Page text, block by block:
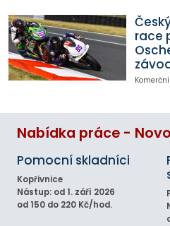
race
Nabídka práce -
Pomocní skladníci
Kopřivnice
Nástup: od 1. září 2026
od 150 do 220 Kč/hod.